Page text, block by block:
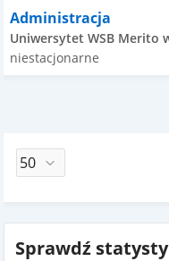
Administracja
Uniwersytet WSB Merito
niestacjonarne
Sprawdź